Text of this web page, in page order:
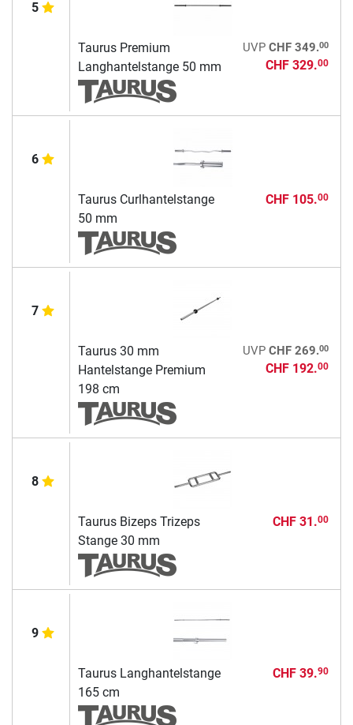
5
Taurus Premium
Langhantelstange 50 mm
UVP CHF 349.00
CHF 329.00
6
Taurus Curlhantelstange
50 mm
CHF 105.00
7
Taurus 30 mm
Hantelstange Premium
198 cm
UVP CHF 269.00
CHF 192.00
8
Taurus Bizeps Trizeps
Stange 30 mm
CHF 31.00
9
Taurus Langhantelstange
165 cm
CHF 39.90